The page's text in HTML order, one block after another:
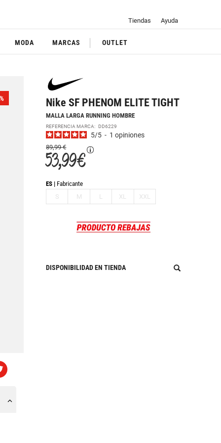
Tiendas Ayuda
MODA MARCAS OUTLET
Nike SF PHENOM ELITE TIGHT
MALLA LARGA RUNNING HOMBRE
REFERENCIA MARCA:DD6229
5/5 - 1opiniones
89,99 €
53,99 €
ES
Fabricante
S
M L XL XXL
DISPONIBILIDAD EN TIENDA
%